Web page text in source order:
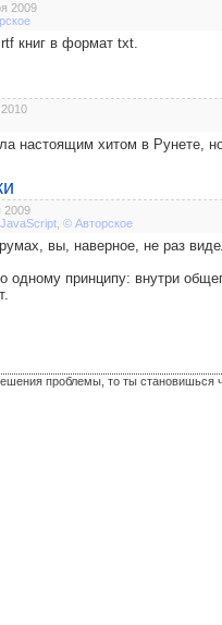
2009
книг в формат txt.
настоящим хитом в Рунете,
2009
JavaScript © Авторское
вы, наверное, не раз
одному принципу: внутри
проблемы, то ты становишься